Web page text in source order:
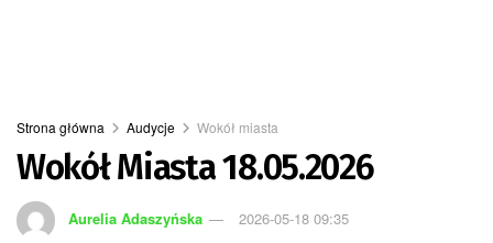
Strona główna Audycje Wokół miasta
Wokół Miasta 18.05.2026
Aurelia Adaszyńska 2026-05-18 09:35